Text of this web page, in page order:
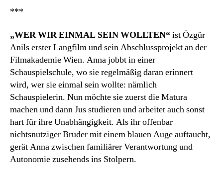
***
„WER WIR EINMAL SEIN WOLLTEN“ist Özgür
Anils erster Langfilm und sein Abschlussprojekt an der
Filmakademie Wien. Anna jobbt in einer
Schauspielschule, wo sie regelmäßig daran erinnert
wird, wer sie einmal sein wollte: nämlich
Schauspielerin. Nun möchte sie zuerst die Matura
machen und dann Jus studieren und arbeitet auch sonst
hart für ihre Unabhängigkeit. Als ihr offenbar
nichtsnutziger Bruder mit einem blauen Auge auftaucht,
gerät Anna zwischen familiärer Verantwortung und
Autonomie zusehends ins Stolpern.